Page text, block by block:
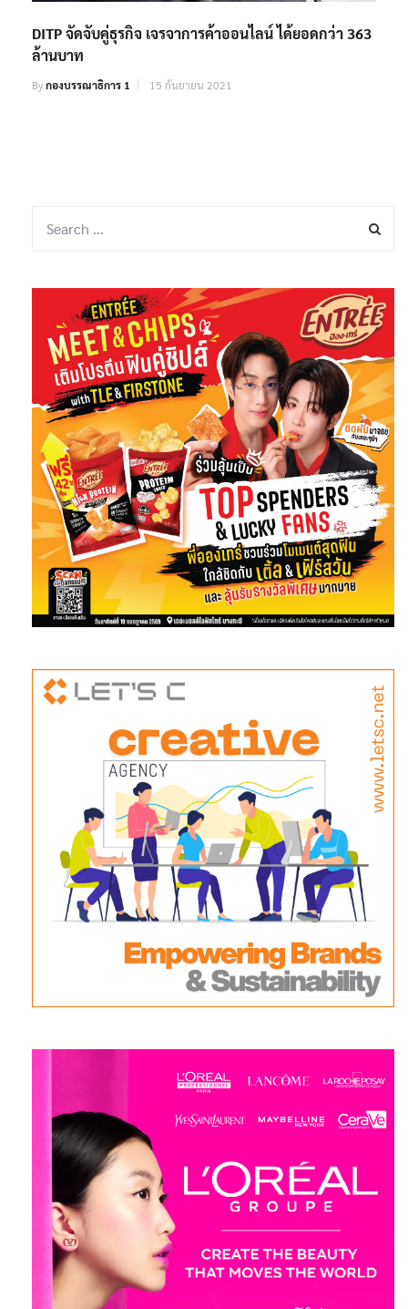
DITP จัดจับคู่ธุรกิจ เจรจาการค้าออนไลน์ ได้ยอดกว่า 363
ล้านบาท
Byกองบรรณาธิการ 1 15 กันยายน 2021